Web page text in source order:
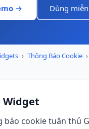
→ Dùng
› Thông Báo Cookie ›
Widget
báo cookie tuân thủ